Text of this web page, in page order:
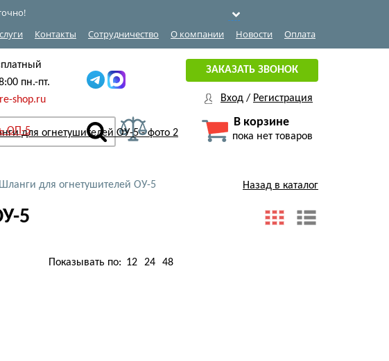
Контакты Сотрудничество О компании Новости Оплата
пн.-пт.
shop.ru
ОП-5
ЗАКАЗАТЬ ЗВОНОК
Вход / Регистрация
В корзине
пока нет товаров
Шланги для огнетушителей ОУ-5
5
Назад в каталог
Показывать по: 12 24 48